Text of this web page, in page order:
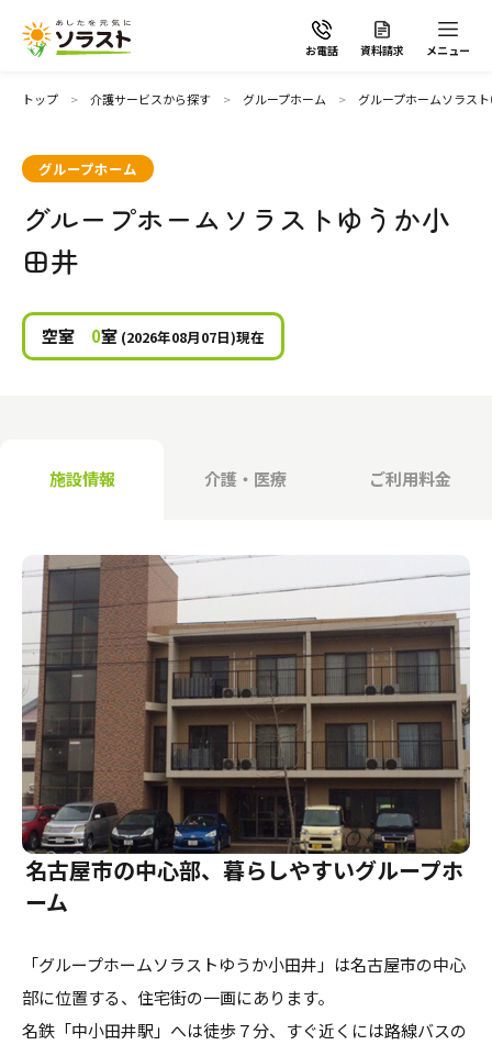
お電話 資料請求 メニュー
ソラストの想い
介護サービスから探す
自宅から通う・泊まる
自宅でサービスを受ける
サービスの相談をする
地域から探す
介護のガイド
介護保険サービスについて
介護保険サービス利用の流れ
介護お役立ちコラム「そらまめ＋」
採用情報
トップ 介護サービスから探す グループホーム グループホームソラス
グループホーム
グループホームソラストゆうか小
田井
空室 0室 (2026年08月07日)現在
施設情報 介護・医療 ご利用料金
名古屋市の中心部、暮らしやすいグループホ
ーム
「グループホームソラストゆうか小田井」は名古屋市の中心
部に位置する、住宅街の一画にあります。
名鉄「中小田井駅」へは徒歩７分、すぐ近くには路線バスの